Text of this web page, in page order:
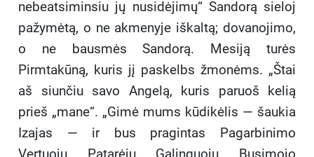
nebeatsiminsiu jų nusidėjimų“ Sandorą sieloj
pažymėtą, o ne akmenyje iškaltą; dovanojimo,
o ne bausmės Sandorą. Mesiją turės
Pirmtakūną, kuris jį paskelbs žmonėms. „Štai
aš siunčiu savo Angelą, kuris paruoš kelią
prieš „mane“. „Gimė mums kūdikėlis — šaukia
Izajas — ir bus pragintas Pagarbinimo